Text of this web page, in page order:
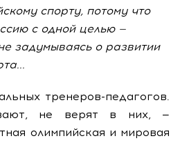
спорту, потому что
с одной целью —
задумываясь о развитии
тренеров-педагогов.
не верят в них, —
олимпийская и мировая